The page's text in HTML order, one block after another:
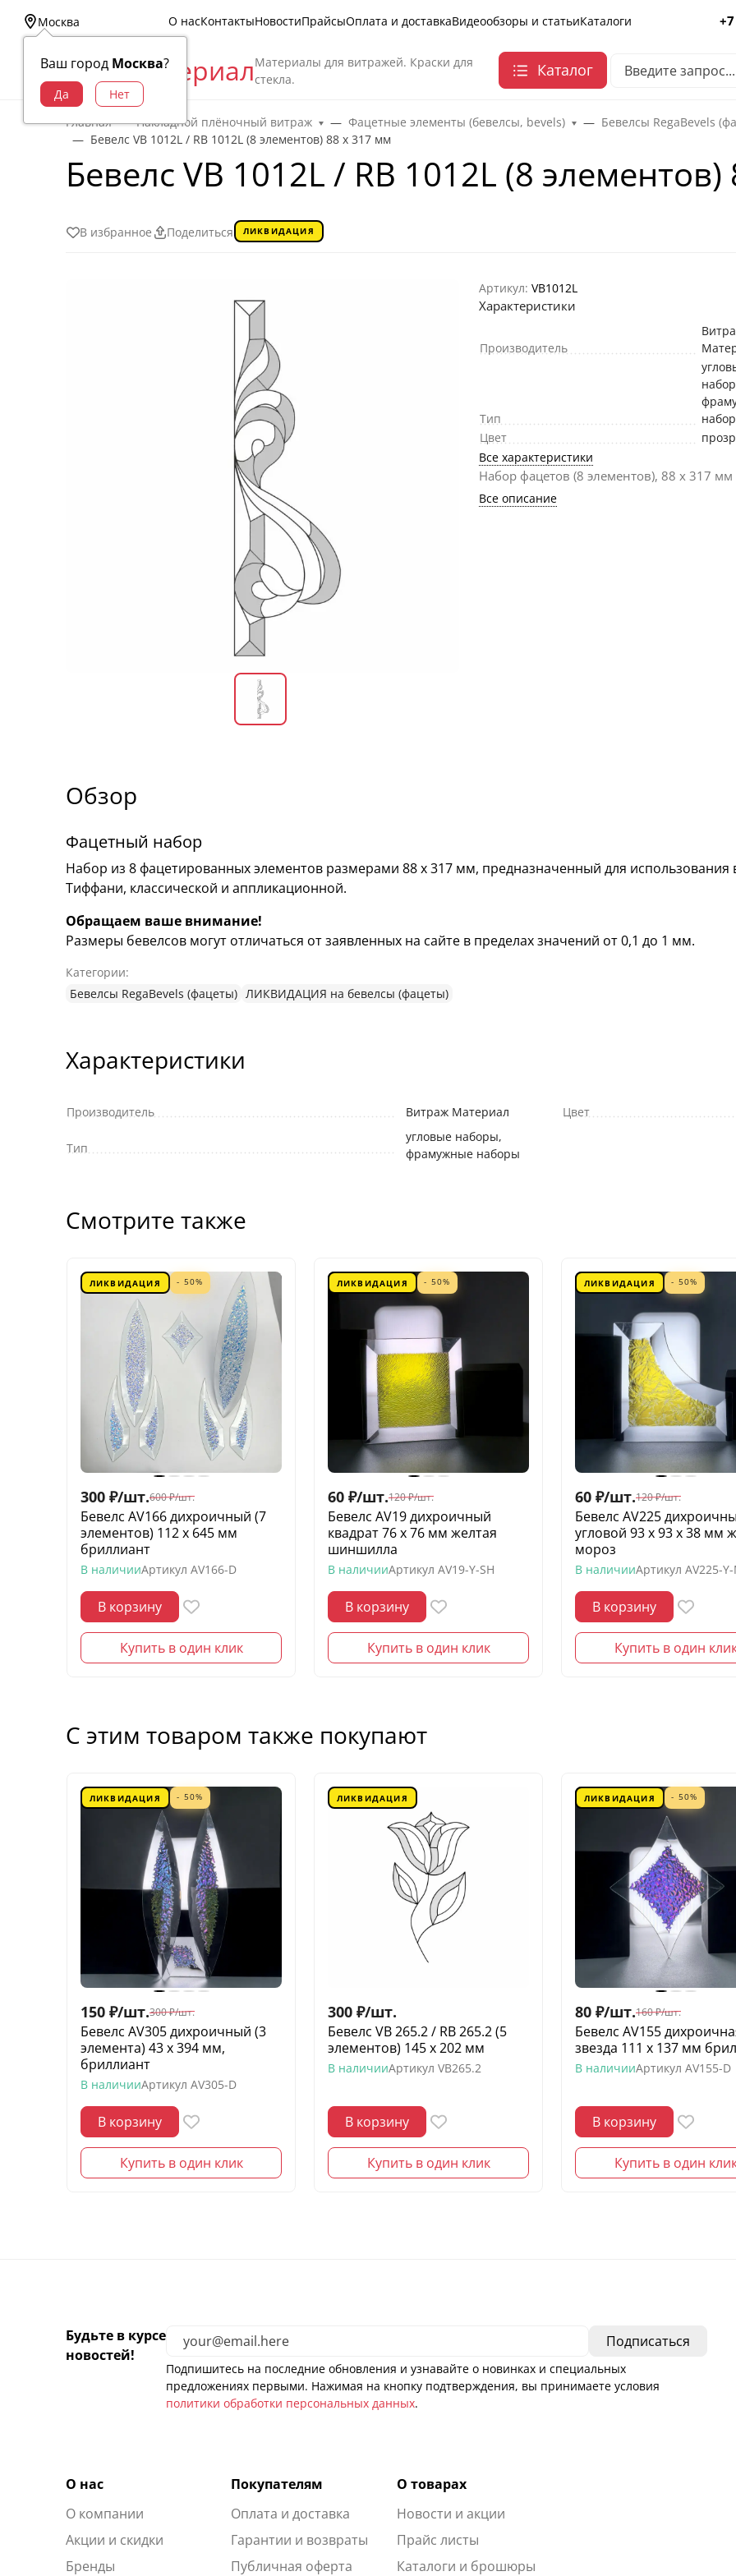
Москва
Ваш город Москва?
О насКонтактыНовостиПрайсыОплата и доставкаВидеообзоры и статьиКаталоги
Витраж МатериалМатериалы для витражей. Краски для
стекла.
Каталог
Главная Накладной плёночный витраж Фацетные элементы (бевелсы, bevels)
Бевелсы RegaBevels
Бевелс VB 1012L / RB 1012L (8 элементов) 88 х 317 мм
Бевелс VB 1012L / RB 1012L (8
В избранное Поделиться ЛИКВИДАЦИЯ
Артикул: VB1012L
Характеристики
Производитель
Тип
Цвет
Все характеристики
Набор фацетов (8 элементов), 88 х 317 мм
Все описание
Обзор
Фацетный набор
Набор из 8 фацетированных элементов размерами 88 х 317 мм, предназначенный для использования
Тиффани, классической и аппликационной.
Обращаем ваше внимание!
Размеры бевелсов могут отличаться от заявленных на сайте в пределах значений от 0,1 до 1 мм.
Категории:
Бевелсы RegaBevels (фацеты) ЛИКВИДАЦИЯ на бевелсы (фацеты)
Характеристики
Производитель Витраж Материал
Тип
угловые наборы,
фрамужные наборы
Цвет
Смотрите также
ЛИКВИДАЦИЯ - 50%
300 ₽/шт.600 ₽/шт.
Бевелс AV166 дихроичный (7
элементов) 112 х 645 мм
бриллиант
В наличииАртикул AV166-D
В корзину
Купить в один клик
ЛИКВИДАЦИЯ - 50%
60 ₽/шт.120 ₽/шт.
Бевелс AV19 дихроичный
квадрат 76 х 76 мм желтая
шиншилла
В наличииАртикул AV19-Y-SH
В корзину
Купить в один клик
ЛИКВИДАЦИЯ - 50%
60 ₽/шт.120 ₽/шт.
Бевелс AV225
угловой 93 х 93 х 38 мм
мороз
В наличииАртикул AV225-
В корзину
Купить в один
С этим товаром также покупают
ЛИКВИДАЦИЯ - 50%
150 ₽/шт.300 ₽/шт.
Бевелс AV305 дихроичный (3
элемента) 43 х 394 мм,
бриллиант
В наличииАртикул AV305-D
В корзину
Купить в один клик
ЛИКВИДАЦИЯ
300 ₽/шт.
Бевелс VB 265.2 / RB 265.2 (5
элементов) 145 х 202 мм
В наличииАртикул VB265.2
В корзину
Купить в один клик
ЛИКВИДАЦИЯ - 50%
80 ₽/шт.160 ₽/шт.
Бевелс AV155
звезда 111 х 137 мм
В наличииАртикул AV155-D
В корзину
Купить в один
Будьте в курсе
новостей!
Подпишитесь на последние обновления и узнавайте о новинках и специальных
предложениях первыми. Нажимая на кнопку подтверждения, вы принимаете условия
политики обработки персональных данных.
О нас
О компании
Акции и скидки
Бренды
Покупателям
Оплата и доставка
Гарантии и возвраты
Публичная оферта
О товарах
Новости и акции
Прайс листы
Каталоги и брошюры